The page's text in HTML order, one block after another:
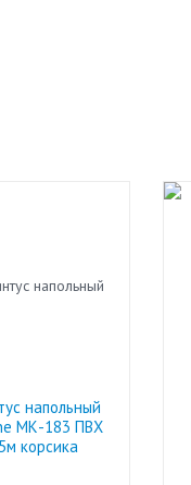
напольный
МК-183 ПВХ
корсика